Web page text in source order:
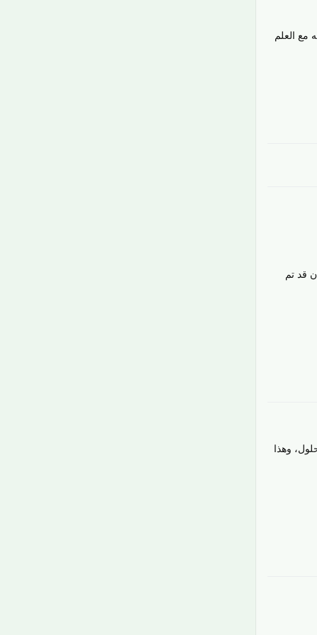
مع العلم
قد تم
وهذا